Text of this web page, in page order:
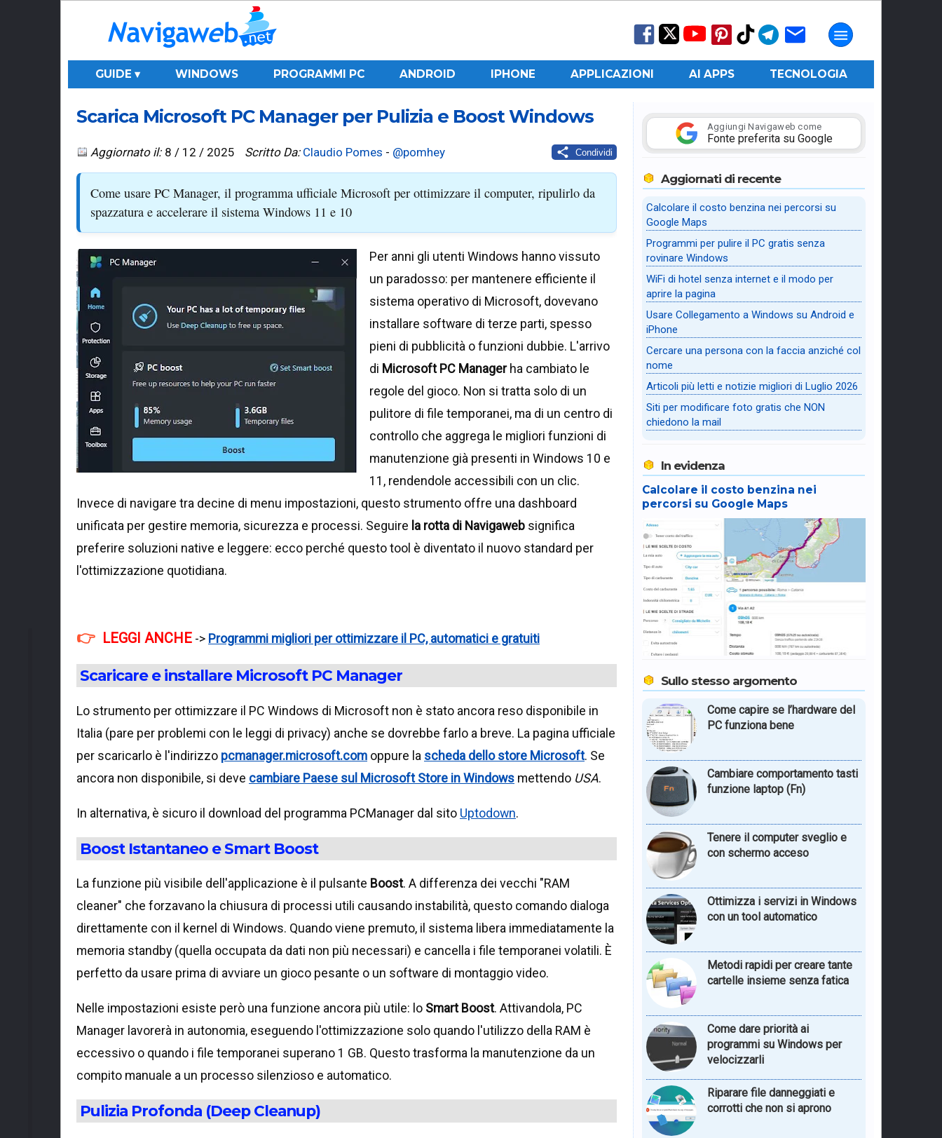
GUIDE ▾ WINDOWS PROGRAMMI PC ANDROID IPHONE APPLICAZIONI AI APPS TECNOLOGIA
Scarica Microsoft PC Manager per Pulizia e Boost Windows
Condividi
Aggiornato il: 8 / 12 / 2025 Scritto Da: Claudio Pomes - @pomhey
Come usare PC Manager, il programma ufficiale Microsoft per ottimizzare il computer, ripulirlo da
spazzatura e accelerare il sistema Windows 11 e 10
Per anni gli utenti Windows hanno vissuto
un paradosso: per mantenere efficiente il
sistema operativo di Microsoft, dovevano
installare software di terze parti, spesso
pieni di pubblicità o funzioni dubbie. L'arrivo
di Microsoft PC Managerha cambiato le
regole del gioco. Non si tratta solo di un
pulitore di file temporanei, ma di un centro di
controllo che aggrega le migliori funzioni di
manutenzione già presenti in Windows 10 e
11, rendendole accessibili con un clic.
Invece di navigare tra decine di menu impostazioni, questo strumento offre una dashboard
unificata per gestire memoria, sicurezza e processi. Seguire la rotta di Navigaweb significa
preferire soluzioni native e leggere: ecco perché questo tool è diventato il nuovo standard per
l'ottimizzazione quotidiana.
LEGGI ANCHE -> Programmi migliori per ottimizzare il PC, automatici e gratuiti
Scaricare e installare Microsoft PC Manager
Lo strumento per ottimizzare il PC Windows di Microsoft non è stato ancora reso disponibile in
Italia (pare per problemi con le leggi di privacy) anche se dovrebbe farlo a breve. La pagina ufficiale
per scaricarlo è l'indirizzo pcmanager.microsoft.com oppure la scheda dello store Microsoft. Se
ancora non disponibile, si deve cambiare Paese sul Microsoft Store in Windows mettendo USA.
In alternativa, è sicuro il download del programma PCManager dal sito Uptodown.
Boost Istantaneo e Smart Boost
La funzione più visibile dell'applicazione è il pulsante Boost. A differenza dei vecchi "RAM
cleaner" che forzavano la chiusura di processi utili causando instabilità, questo comando dialoga
direttamente con il kernel di Windows. Quando viene premuto, il sistema libera immediatamente la
memoria standby (quella occupata da dati non più necessari) e cancella i file temporanei volatili. È
perfetto da usare prima di avviare un gioco pesante o un software di montaggio video.
Nelle impostazioni esiste però una funzione ancora più utile: lo Smart Boost. Attivandola, PC
Manager lavorerà in autonomia, eseguendo l'ottimizzazione solo quando l'utilizzo della RAM è
eccessivo o quando i file temporanei superano 1 GB. Questo trasforma la manutenzione da un
compito manuale a un processo silenzioso e automatico.
Pulizia Profonda (Deep Cleanup)
Aggiungi Navigaweb come
Fonte preferita su Google
Aggiornati di recente
Calcolare il costo benzina nei percorsi su
Google Maps
Programmi per pulire il PC gratis senza
rovinare Windows
WiFi di hotel senza internet e il modo per
aprire la pagina
Usare Collegamento a Windows su Android e
iPhone
Cercare una persona con la faccia anziché col
nome
Articoli più letti e notizie migliori di Luglio 2026
Siti per modificare foto gratis che NON
chiedono la mail
In evidenza
Calcolare il costo benzina nei
percorsi su Google Maps
Sullo stesso argomento
Come capire se l’hardware del
PC funziona bene
Cambiare comportamento tasti
funzione laptop (Fn)
Tenere il computer sveglio e
con schermo acceso
Ottimizza i servizi in Windows
con un tool automatico
Metodi rapidi per creare tante
cartelle insieme senza fatica
Come dare priorità ai
programmi su Windows per
velocizzarli
Riparare file danneggiati e
corrotti che non si aprono